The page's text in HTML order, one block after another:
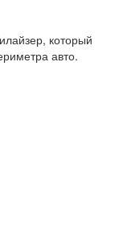
который
авто.